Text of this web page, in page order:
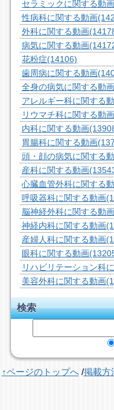
セラミックに関する動画
性病科に関する動画
外科に関する動画
病気に関する動画
花粉症(14106)
歯周病に関する動画
全身の病気に関する動画
アレルギー科に関する
リウマチ科に関する動画
内科に関する動画
胃腸科に関する動画
頭・顔の病気に関する
産科に関する動画
心臓血管外科に関する
呼吸器科に関する動画
脳神経外科に関する動画
神経内科に関する動画
産婦人科に関する動画
眼科に関する動画
リハビリテーション科
美容外科に関する動画
検索
↑ページのトップへ/掲載方